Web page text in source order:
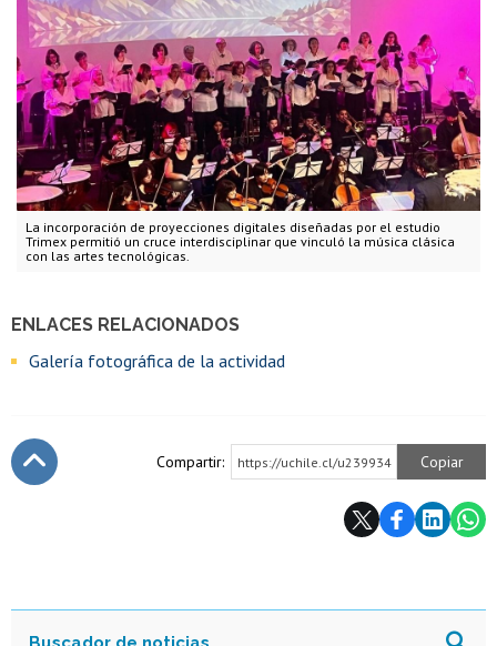
La incorporación de proyecciones digitales diseñadas por el estudio
Trimex permitió un cruce interdisciplinar que vinculó la música clásica
con las artes tecnológicas.
ENLACES RELACIONADOS
Galería fotográfica de la actividad
Compartir: https://uchile.cl/u239934 Copiar